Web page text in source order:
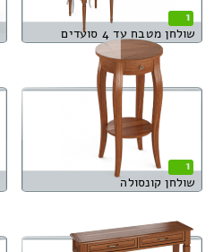
1
שולחן מטבח עד 4 סועדים
1
שולחן קונסולה